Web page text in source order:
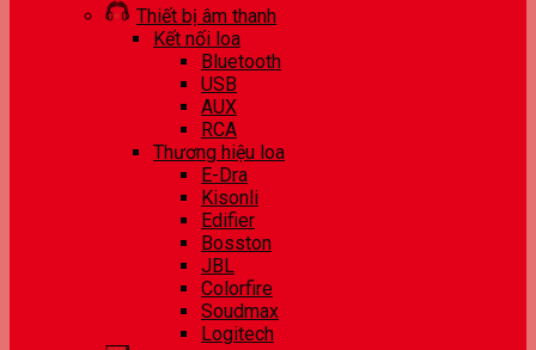
Thiết bị âm thanh
Kết nối loa
Bluetooth
USB
AUX
RCA
Thương hiệu loa
E-Dra
Kisonli
Edifier
Bosston
JBL
Colorfire
Soudmax
Logitech